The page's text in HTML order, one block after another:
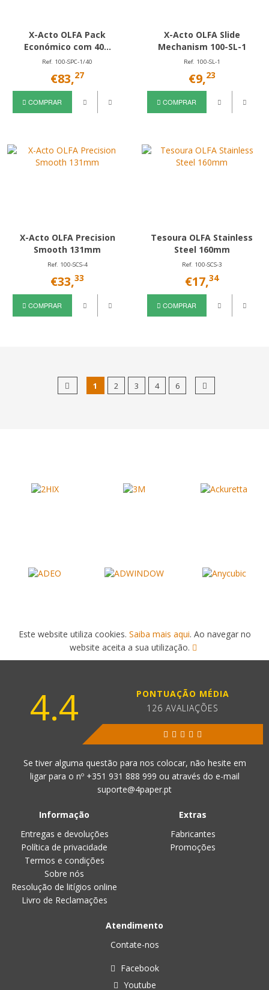
X-Acto OLFA Pack
Económico com 40...
Ref. 100-SPC-1/40
€83,27
COMPRAR
X-Acto OLFA Slide
Mechanism 100-SL-1
Ref. 100-SL-1
€9,23
COMPRAR
X-Acto OLFA Precision
Smooth 131mm
Ref. 100-SCS-4
€33,33
COMPRAR
Tesoura OLFA Stainless
Steel 160mm
Ref. 100-SCS-3
€17,34
COMPRAR
1 2 3 4 6
Este website utiliza cookies. Saiba mais aqui. Ao navegar no
website aceita a sua utilização.
4.4
PONTUAÇÃO MÉDIA
126 AVALIAÇÕES
Se tiver alguma questão para nos colocar, não hesite em
ligar para o nº +351 931 888 999 ou através do e-mail
suporte@4paper.pt
Informação
Entregas e devoluções
Política de privacidade
Termos e condições
Sobre nós
Resolução de litígios online
Livro de Reclamações
Extras
Fabricantes
Promoções
Atendimento
Contate-nos
Facebook
Youtube